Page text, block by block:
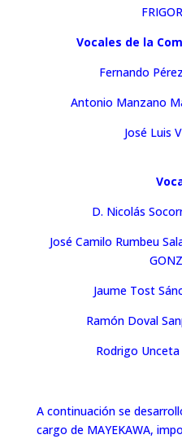
Vocales de la
Fernando
Antonio Manzano
José Luis Vallines
D. Nicolás Socorro
José Camilo Rumbeu
Jaume Tost
Ramón Doval
Rodrigo
A continuación se
cargo de MAYEKAWA,